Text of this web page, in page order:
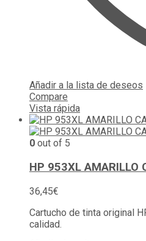
Añadir a la lista de deseos
Compare
Vista rápida
0 out of 5
HP 953XL AMARILLO
36,45€
Cartucho de tinta original
calidad.